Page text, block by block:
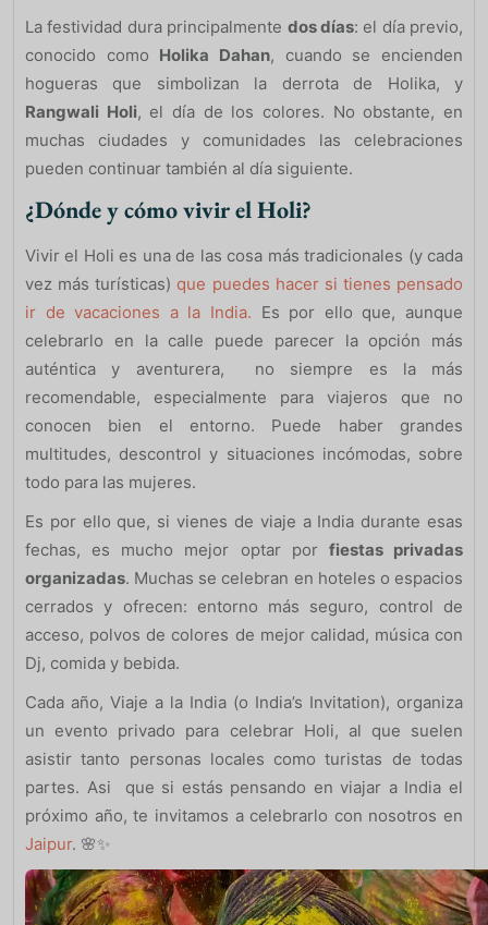
La festividad dura principalmente dos días: el día previo,
conocido como Holika Dahan, cuando se encienden
hogueras que simbolizan la derrota de Holika, y
Rangwali Holi, el día de los colores. No obstante, en
muchas ciudades y comunidades las celebraciones
pueden continuar también al día siguiente.
¿Dónde y cómo vivir el Holi?
Vivir el Holi es una de las cosa más tradicionales (y cada
vez más turísticas) que puedes hacer si tienes pensado
ir de vacaciones a la India. Es por ello que, aunque
celebrarlo en la calle puede parecer la opción más
auténtica y aventurera, no siempre es la más
recomendable, especialmente para viajeros que no
conocen bien el entorno. Puede haber grandes
multitudes, descontrol y situaciones incómodas, sobre
todo para las mujeres.
Es por ello que, si vienes de viaje a India durante esas
fechas, es mucho mejor optar por fiestas privadas
organizadas. Muchas se celebran en hoteles o espacios
cerrados y ofrecen: entorno más seguro, control de
acceso, polvos de colores de mejor calidad, música con
Dj, comida y bebida.
Cada año, Viaje a la India (o India’s Invitation), organiza
un evento privado para celebrar Holi, al que suelen
asistir tanto personas locales como turistas de todas
partes. Asi que si estás pensando en viajar a India el
próximo año, te invitamos a celebrarlo con nosotros en
Jaipur. 🌸✨